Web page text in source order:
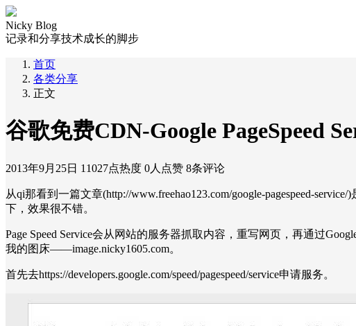
Nicky Blog
记录和分享技术成长的脚步
首页
各类分享
正文
谷歌免费CDN-Google PageSpeed
2013年9月25日 11027点热度 0人点赞 8条评论
从qi那看到一篇文章(http://www.freehao123.com/google-pagespeed-
下，效果很不错。
Page Speed Service会从网站的服务器抓取内容，重写网页，再通过
我的图床——image.nicky1605.com。
首先去https://developers.google.com/speed/pagespeed/service申请服务。